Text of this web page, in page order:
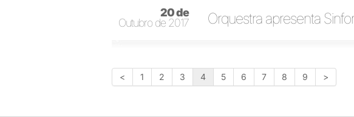
20 de
Outubro de 2017
Orquestra apresenta
< 1 2 3 4 5 6 7 8 9 >